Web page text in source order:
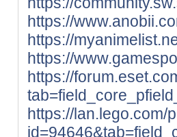
https://
https://
https://
https://
https://lan.lego.com/